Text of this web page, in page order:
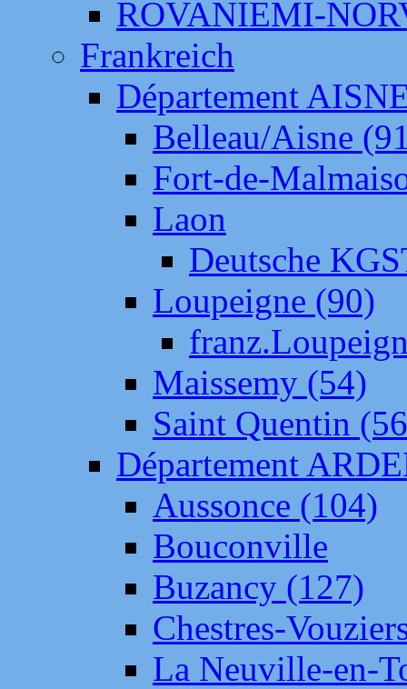
ROVANIEMI-
Frankreich
Département
Belleau/Aisne
Fort-de-
Laon
Deutsche
Loupeigne (90)
Maissemy (54)
Saint Quentin
Département
Aussonce (104)
Bouconville
Buzancy (127)
Chestres-
La Neuville-en-